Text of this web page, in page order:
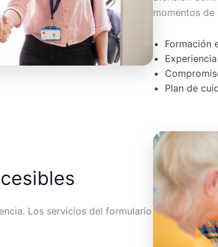
momentos de
Formación
Plan de
Los servicios del formulario